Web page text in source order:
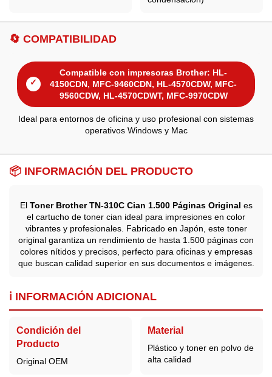
🔄 COMPATIBILIDAD
✓
Compatible con impresoras Brother: HL-
4150CDN, MFC-9460CDN, HL-4570CDW, MFC-
9560CDW, HL-4570CDWT, MFC-9970CDW
Ideal para entornos de oficina y uso profesional con sistemas
operativos Windows y Mac
📦 INFORMACIÓN DEL PRODUCTO
El Toner Brother TN-310C Cian 1.500 Páginas Original es
el cartucho de toner cian ideal para impresiones en color
vibrantes y profesionales. Fabricado en Japón, este toner
original garantiza un rendimiento de hasta 1.500 páginas con
colores nítidos y precisos, perfecto para oficinas y empresas
que buscan calidad superior en sus documentos e imágenes.
ℹ️ INFORMACIÓN ADICIONAL
Condición del
Producto
Original OEM
Material
Plástico y toner en polvo de
alta calidad